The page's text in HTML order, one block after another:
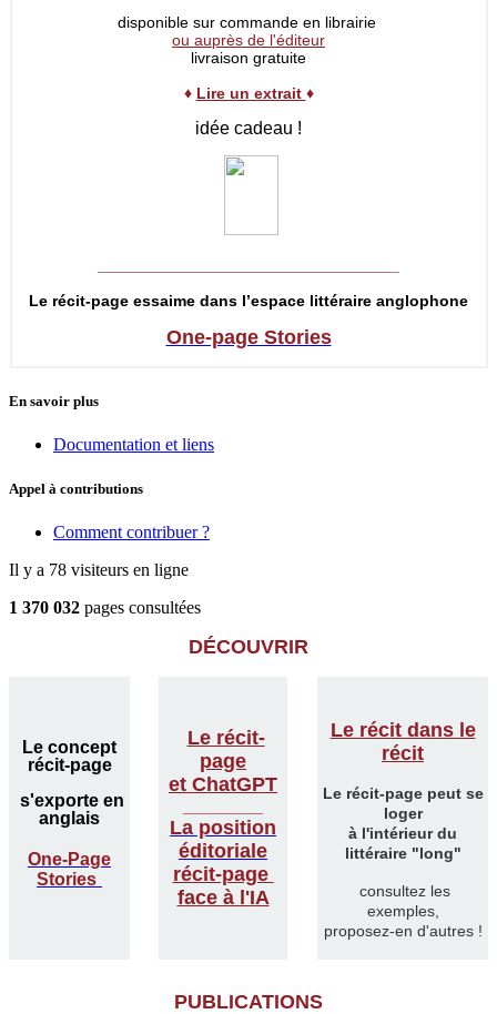
disponible sur commande en librairie
ou auprès de l'éditeur
livraison gratuite
♦ Lire un extrait ♦
idée cadeau !
Le récit-page essaime dans l’espace littéraire anglophone
One-page Stories
En savoir plus
Documentation et liens
Appel à contributions
Comment contribuer ?
Il y a 78 visiteurs en ligne
1 370 032 pages consultées
DÉCOUVRIR
Le concept
récit-page
s'exporte en
anglais
One-Page
Stories
Le récit-
page
et ChatGPT
La position
éditoriale
récit-page
face à l'IA
Le récit dans le
récit
Le récit-page peut se
loger
à l'intérieur du
littéraire "long"
consultez les
exemples,
proposez-en d'autres !
PUBLICATIONS